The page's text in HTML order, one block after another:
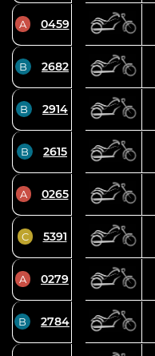
A 0459
B 2682
B 2914
B 2615
A 0265
C 5391
A 0279
B 2784